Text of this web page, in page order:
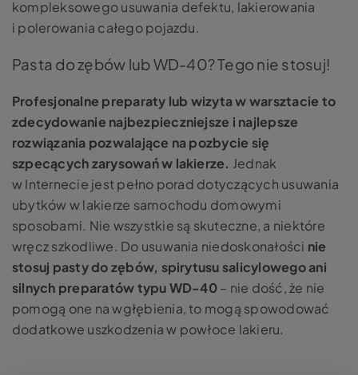
kompleksowego usuwania defektu, lakierowania
i polerowania całego pojazdu.
Pasta do zębów lub WD-40? Tego nie stosuj!
Profesjonalne preparaty lub wizyta w warsztacie to
zdecydowanie najbezpieczniejsze i najlepsze
rozwiązania pozwalające na pozbycie się
szpecących zarysowań w lakierze. Jednak
w Internecie jest pełno porad dotyczących usuwania
ubytków w lakierze samochodu domowymi
sposobami. Nie wszystkie są skuteczne, a niektóre
wręcz szkodliwe. Do usuwania niedoskonałości nie
stosuj pasty do zębów, spirytusu salicylowego ani
silnych preparatów typu WD-40– nie dość, że nie
pomogą one na wgłębienia, to mogą spowodować
dodatkowe uszkodzenia w powłoce lakieru.